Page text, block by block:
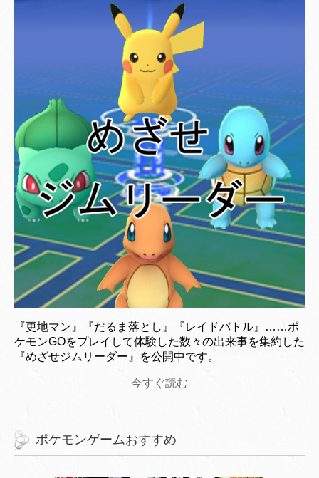
『更地マン』『だるま落とし』『レイドバトル』……ポ
ケモンGOをプレイして体験した数々の出来事を集約した
『めざせジムリーダー』を公開中です。
今すぐ読む
ポケモンゲームおすすめ